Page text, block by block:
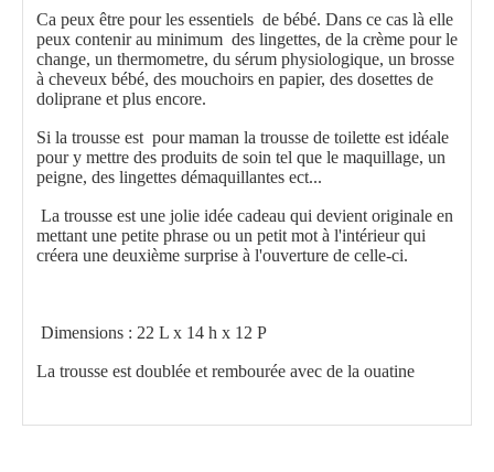
Ca peux être pour les essentiels de bébé. Dans ce cas là elle
peux contenir au minimum des lingettes, de la crème pour le
change, un thermometre, du sérum physiologique, un brosse
à cheveux bébé, des mouchoirs en papier, des dosettes de
doliprane et plus encore.
Si la trousse est pour maman la trousse de toilette est idéale
pour y mettre des produits de soin tel que le maquillage, un
peigne, des lingettes démaquillantes ect...
La trousse est une jolie idée cadeau qui devient originale en
mettant une petite phrase ou un petit mot à l'intérieur qui
créera une deuxième surprise à l'ouverture de celle-ci.
Dimensions : 22 L x 14 h x 12 P
La trousse est doublée et rembourée avec de la ouatine